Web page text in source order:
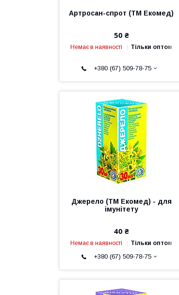
Артросан-спрот (ТМ Екомед)
50 ₴
Немає в наявності Тільки оптом
+380 (67) 509-78-75
Джерело (ТМ Екомед) - для
імунітету
40 ₴
Немає в наявності Тільки оптом
+380 (67) 509-78-75